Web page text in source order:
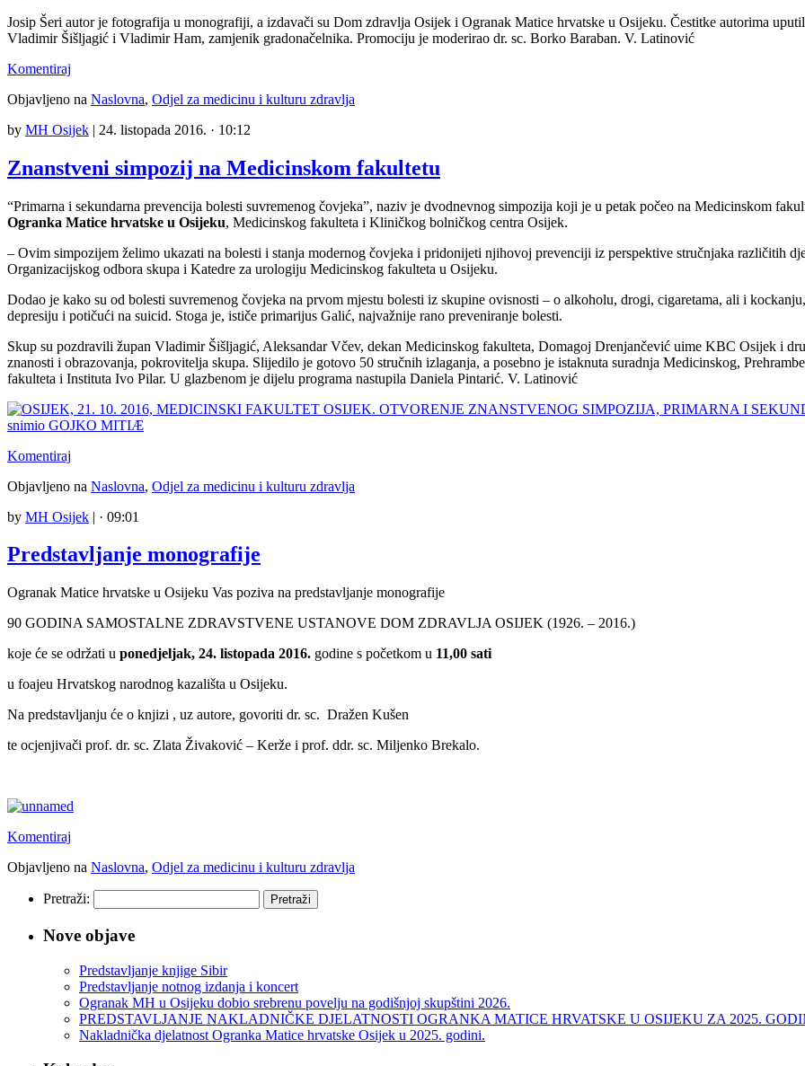
Josip Šeri autor je fotografija u monografiji, a izdavači su Dom zdravlja Osijek i Ogranak Matice hrvatske u Osijeku. Čestitke autorima
Vladimir Šišljagić i Vladimir Ham, zamjenik gradonačelnika. Promociju je moderirao dr. sc. Borko Baraban. V. Latinović
Komentiraj
Objavljeno na Naslovna, Odjel za medicinu i kulturu zdravlja
by MH Osijek | 24. listopada 2016. · 10:12
Znanstveni simpozij na Medicinskom fakultetu
“Primarna i sekundarna prevencija bolesti suvremenog čovjeka”, naziv je dvodnevnog simpozija koji je u petak počeo na Medicinskom
Ogranka Matice hrvatske u Osijeku, Medicinskog fakulteta i Kliničkog bolničkog centra Osijek.
– Ovim simpozijem želimo ukazati na bolesti i stanja modernog čovjeka i pridonijeti njihovoj prevenciji iz perspektive stručnjaka različitih
Organizacijskog odbora skupa i Katedre za urologiju Medicinskog fakulteta u Osijeku.
Dodao je kako su od bolesti suvremenog čovjeka na prvom mjestu bolesti iz skupine ovisnosti – o alkoholu, drogi, cigaretama, ali i
depresiju i potičući na suicid. Stoga je, ističe primarijus Galić, najvažnije rano preveniranje bolesti.
Skup su pozdravili župan Vladimir Šišljagić, Aleksandar Včev, dekan Medicinskog fakulteta, Domagoj Drenjančević uime KBC Osijek i
znanosti i obrazovanja, pokrovitelja skupa. Slijedilo je gotovo 50 stručnih izlaganja, a posebno je istaknuta suradnja Medicinskog,
fakulteta i Instituta Ivo Pilar. U glazbenom je dijelu programa nastupila Daniela Pintarić. V. Latinović
Komentiraj
Objavljeno na Naslovna, Odjel za medicinu i kulturu zdravlja
by MH Osijek | · 09:01
Predstavljanje monografije
Ogranak Matice hrvatske u Osijeku Vas poziva na predstavljanje monografije
90 GODINA SAMOSTALNE ZDRAVSTVENE USTANOVE DOM ZDRAVLJA OSIJEK (1926. – 2016.)
koje će se održati u ponedjeljak, 24. listopada 2016. godine s početkom u 11,00 sati
u foajeu Hrvatskog narodnog kazališta u Osijeku.
Na predstavljanju će o knjizi , uz autore, govoriti dr. sc. Dražen Kušen
te ocjenjivači prof. dr. sc. Zlata Živaković – Kerže i prof. ddr. sc. Miljenko Brekalo.
Komentiraj
Objavljeno na Naslovna, Odjel za medicinu i kulturu zdravlja
Pretraži:
Nove objave
Predstavljanje knjige Sibir
Predstavljanje notnog izdanja i koncert
Ogranak MH u Osijeku dobio srebrenu povelju na godišnjoj skupštini 2026.
PREDSTAVLJANJE NAKLADNIČKE DJELATNOSTI OGRANKA MATICE HRVATSKE U OSIJEKU ZA 2025.
Nakladnička djelatnost Ogranka Matice hrvatske Osijek u 2025. godini.